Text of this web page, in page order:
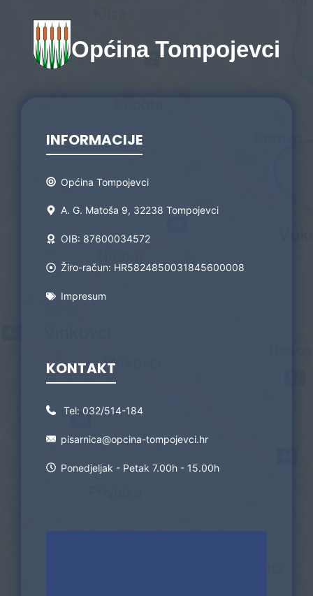
Općina Tompojevci
INFORMACIJE
Općina Tompojevci
A. G. Matoša 9, 32238 Tompojevci
OIB: 87600034572
Žiro-račun: HR5824850031845600008
Impresum
KONTAKT
Tel: 032/514-184
pisarnica@opcina-tompojevci.hr
Ponedjeljak - Petak 7.00h - 15.00h